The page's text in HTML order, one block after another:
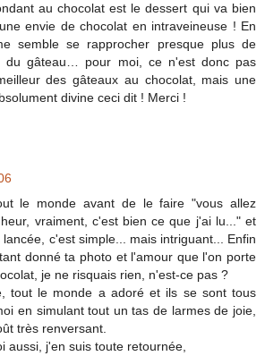
au chocolat est le dessert qui va bien
envie de chocolat en intraveineuse ! En
semble se rapprocher presque plus de
du gâteau… pour moi, ce n'est donc pas
des gâteaux au chocolat, mais une
divine ceci dit ! Merci !
le monde avant de le faire "vous allez
vraiment, c'est bien ce que j'ai lu..." et
lancée, c'est simple... mais intriguant... Enfin
donné ta photo et l'amour que l'on porte
je ne risquais rien, n'est-ce pas ?
tout le monde a adoré et ils se sont tous
en simulant tout un tas de larmes de joie,
très renversant.
aussi, j'en suis toute retournée,